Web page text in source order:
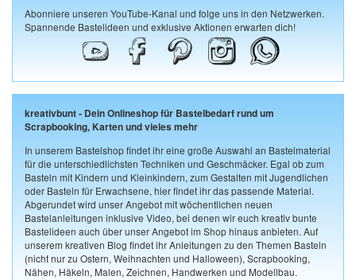
Abonniere unseren YouTube-Kanal und folge uns in den Netzwerken.
Spannende Bastelideen und exklusive Aktionen erwarten dich!
kreativbunt - Dein Onlineshop für Bastelbedarf rund um
Scrapbooking, Karten und vieles mehr
In unserem Bastelshop findet ihr eine große Auswahl an Bastelmaterial
für die unterschiedlichsten Techniken und Geschmäcker. Egal ob zum
Basteln mit Kindern und Kleinkindern, zum Gestalten mit Jugendlichen
oder Basteln für Erwachsene, hier findet ihr das passende Material.
Abgerundet wird unser Angebot mit wöchentlichen neuen
Bastelanleitungen inklusive Video, bei denen wir euch kreativ bunte
Bastelideen auch über unser Angebot im Shop hinaus anbieten. Auf
unserem kreativen Blog findet ihr Anleitungen zu den Themen Basteln
(nicht nur zu Ostern, Weihnachten und Halloween), Scrapbooking,
Nähen, Häkeln, Malen, Zeichnen, Handwerken und Modellbau.